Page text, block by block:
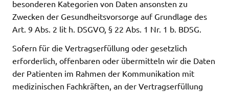
besonderen Kategorien von Daten ansonsten zu
Zwecken der Gesundheitsvorsorge auf Grundlage des
Art. 9 Abs. 2 lit h. DSGVO, § 22 Abs. 1 Nr. 1 b. BDSG.
Sofern für die Vertragserfüllung oder gesetzlich
erforderlich, offenbaren oder übermitteln wir die Daten
der Patienten im Rahmen der Kommunikation mit
medizinischen Fachkräften, an der Vertragserfüllung